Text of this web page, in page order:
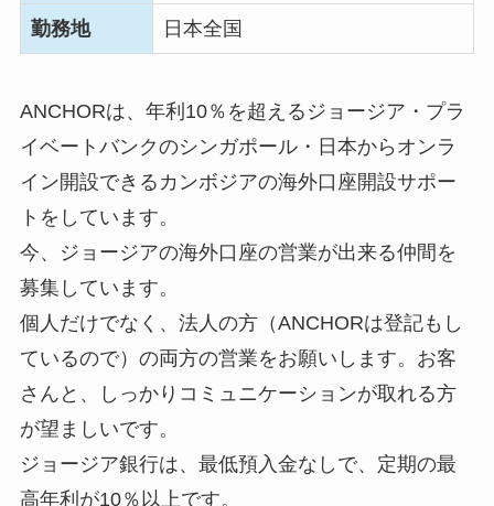
勤務地 日本全国
ANCHORは、年利10％を超えるジョージア・プラ
イベートバンクのシンガポール・日本からオンラ
イン開設できるカンボジアの海外口座開設サポー
トをしています。
今、ジョージアの海外口座の営業が出来る仲間を
募集しています。
個人だけでなく、法人の方（ANCHORは登記もし
ているので）の両方の営業をお願いします。お客
さんと、しっかりコミュニケーションが取れる方
が望ましいです。
ジョージア銀行は、最低預入金なしで、定期の最
高年利が10％以上です。